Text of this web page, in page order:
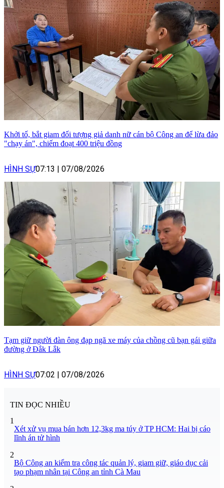
Khởi tố, bắt giam đối tượng giả danh nữ cán bộ Công an để lừa đảo
"chạy án", chiếm đoạt 400 triệu đồng
HÌNH SỰ07:13 | 07/08/2026
Tạm giữ người đàn ông đạp ngã xe máy của chồng cũ bạn gái giữa
đường ở Đắk Lắk
HÌNH SỰ07:02 | 07/08/2026
TIN ĐỌC NHIỀU
1
Xét xử vụ mua bán hơn 12,3kg ma túy ở TP HCM: Hai bị cáo
lĩnh án tử hình
2
Bộ Công an kiểm tra công tác quản lý, giam giữ, giáo dục cải
tạo phạm nhân tại Công an tỉnh Cà Mau